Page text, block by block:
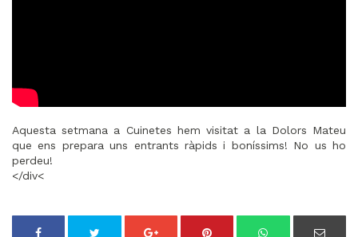
Aquesta setmana a Cuinetes hem visitat a la Dolors Mateu
que ens prepara uns entrants ràpids i boníssims! No us ho
perdeu!
</div<